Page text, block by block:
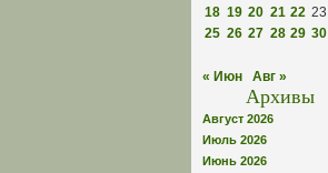
18 19 20 21 22 23
25 26 27 28 29 30
« Июн Авг »
Архивы
Август 2026
Июль 2026
Июнь 2026